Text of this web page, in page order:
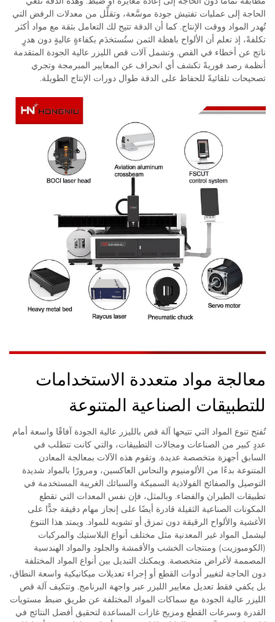
الحاجة إلى عمليات تفتيش جودة موسَّعة، وتقلِّل من معدلات الرفض التي
تُهدر المواد ووقت الإنتاج. كما أن الدقة تتيح لك التعامل بثقة مع مواد أكثر
تكلفةً، إذ تعلم أن الألواح باهظة الثمن ستُستخدَم بكفاءةٍ عاليةٍ دون هدرٍ
ناتج عن أخطاء في القص. وتشمل آلات قص الليزر عالية الجودة المتقدمة
أنظمة رصد فوريةً تكشف أي انحراف عن المعايير المبرمجة وتجري
تصحيحات تلقائيةً للحفاظ على الدقة طوال دورات الإنتاج الطويلة.
معالجة مواد متعددة الاستخدامات
للتطبيقات الصناعية المتنوعة
تُفتح تنوع المواد التي تتيحها آلة قص بالليزر عالية الجودة آفاقًا واسعة أمام
عددٍ كبير من الصناعات ومجالات التطبيقات، والتي كانت تتطلب في
السابق أجهزة متخصصة عديدة. وتقوم هذه الآلات بمعالجة المعادن
المتنوعة بدءًا من الألومنيوم والنحاس العاكسين، ومرورًا بالمواد شديدة
التوصيل والصفائح الفولاذية السميكة والسبائك الغريبة المستخدمة في
تطبيقات الطيران والفضاء. وبالمثل، فإن نفس المعدات التي تقطع
المكونات الصناعية الثقيلة قادرة أيضًا على إنجاز مهام دقيقة جدًّا على
الأغشية والألواح الرقيقة دون تمزق أو تشويه للمواد. ويمتد هذا التنوع
ليشمل المواد غير المعدنية مثل مختلف أنواع البلاستيك والمركبات
(الكومبوزيت) ومنتجات الخشب والأقمشة والجلود والمواد الهندسية
المصممة لأغراض متخصصة. ويمكنك التبديل بين أنواع المواد المختلفة
دون الحاجة لتغيير أدوات القطع أو إجراء تعديلات ميكانيكية واسعة النطاق،
بل يكفي فقط تعديل معايير الليزر عبر واجهة البرنامج. وتتكيف آلة قص
الليزر عالية الجودة مع سماكات المواد المختلفة عن طريق ضبط مستويات
القدرة وسرعات القطع ومزيج غازات المساعدة لتحقيق أفضل النتائج في